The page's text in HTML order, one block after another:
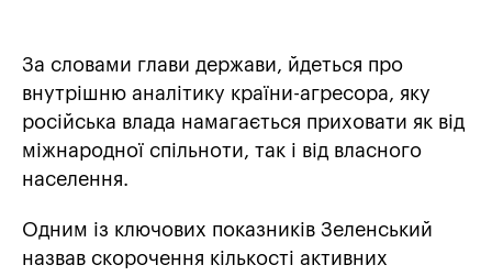
За словами глави держави, йдеться про
внутрішню аналітику країни-агресора, яку
російська влада намагається приховати як від
міжнародної спільноти, так і від власного
населення.
Одним із ключових показників Зеленський
назвав скорочення кількості активних